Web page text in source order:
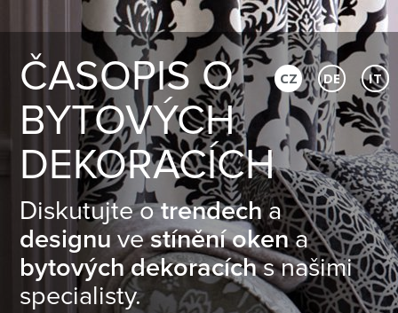
ČASOPIS O
BYTOVÝCH
DEKORACÍCH
Diskutujte otrendecha
designuvestínění okena
bytových dekoracíchs našimi
specialisty.
CZ DE IT